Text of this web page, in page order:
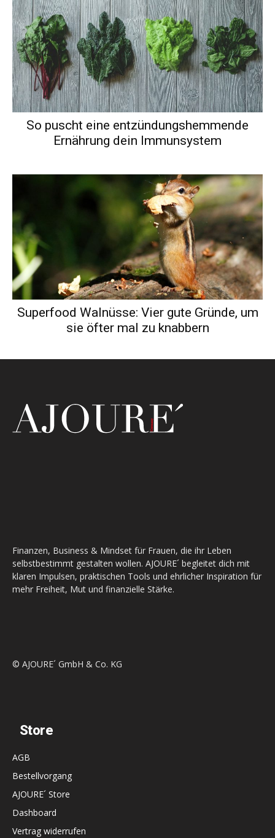
So puscht eine entzündungshemmende
Ernährung dein Immunsystem
Superfood Walnüsse: Vier gute Gründe, um
sie öfter mal zu knabbern
Finanzen, Business & Mindset für Frauen, die ihr Leben
selbstbestimmt gestalten wollen. AJOURE´ begleitet dich mit
klaren Impulsen, praktischen Tools und ehrlicher Inspiration für
mehr Freiheit, Mut und finanzielle Stärke.
© AJOURE´ GmbH & Co. KG
Store
AGB
Bestellvorgang
AJOURE´ Store
Dashboard
Vertrag widerrufen